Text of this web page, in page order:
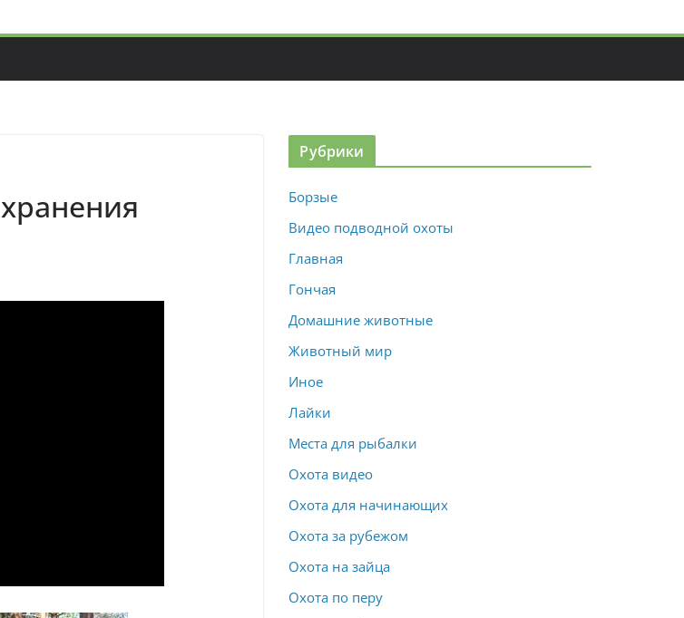
Рубрики
Борзые
Видео подводной охоты
Главная
Гончая
Домашние животные
Животный мир
Иное
Лайки
Места для рыбалки
Охота видео
Охота для начинающих
Охота за рубежом
Охота на зайца
Охота по перу